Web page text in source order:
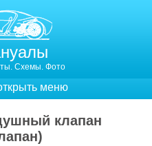
Схемы. Фото
меню
клапан